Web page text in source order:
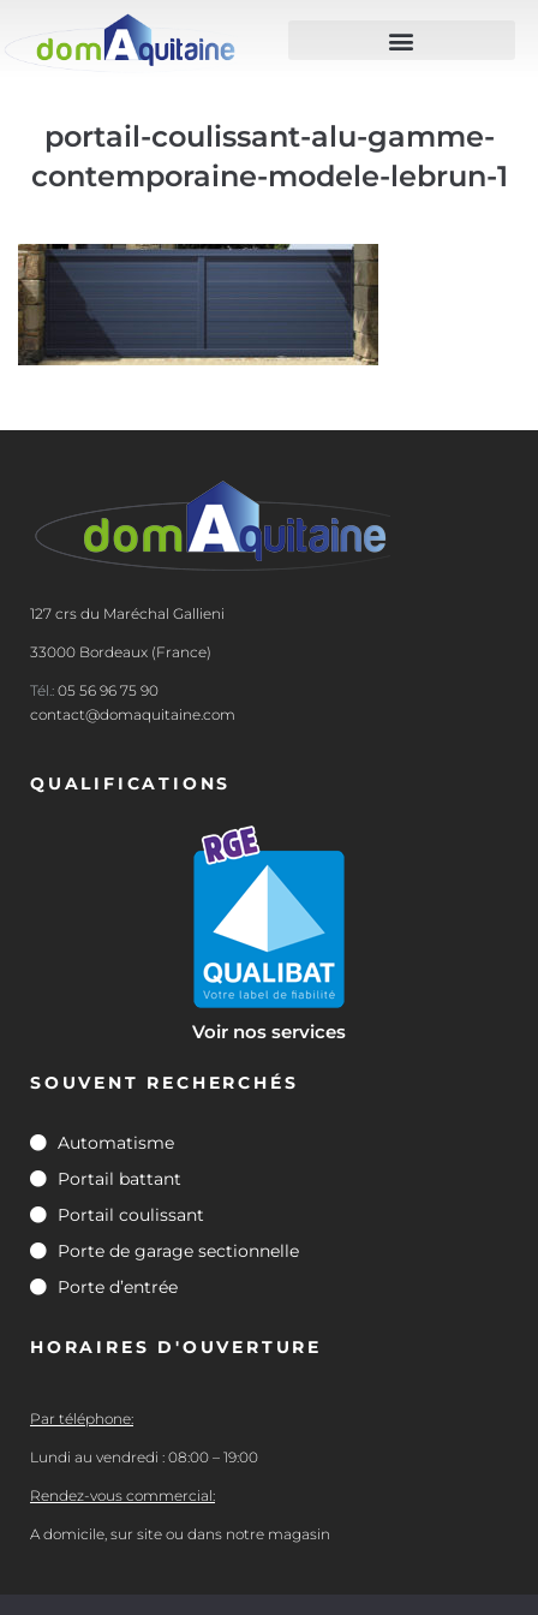
portail-coulissant-alu-gamme-
contemporaine-modele-lebrun-1
127 crs du Maréchal Gallieni
33000 Bordeaux (France)
Tél.: 05 56 96 75 90
contact@domaquitaine.com
QUALIFICATIONS
Voir nos services
SOUVENT RECHERCHÉS
Automatisme
Portail battant
Portail coulissant
Porte de garage sectionnelle
Porte d’entrée
HORAIRES D'OUVERTURE
Par téléphone:
Lundi au vendredi : 08:00 – 19:00
Rendez-vous commercial:
A domicile, sur site ou dans notre magasin